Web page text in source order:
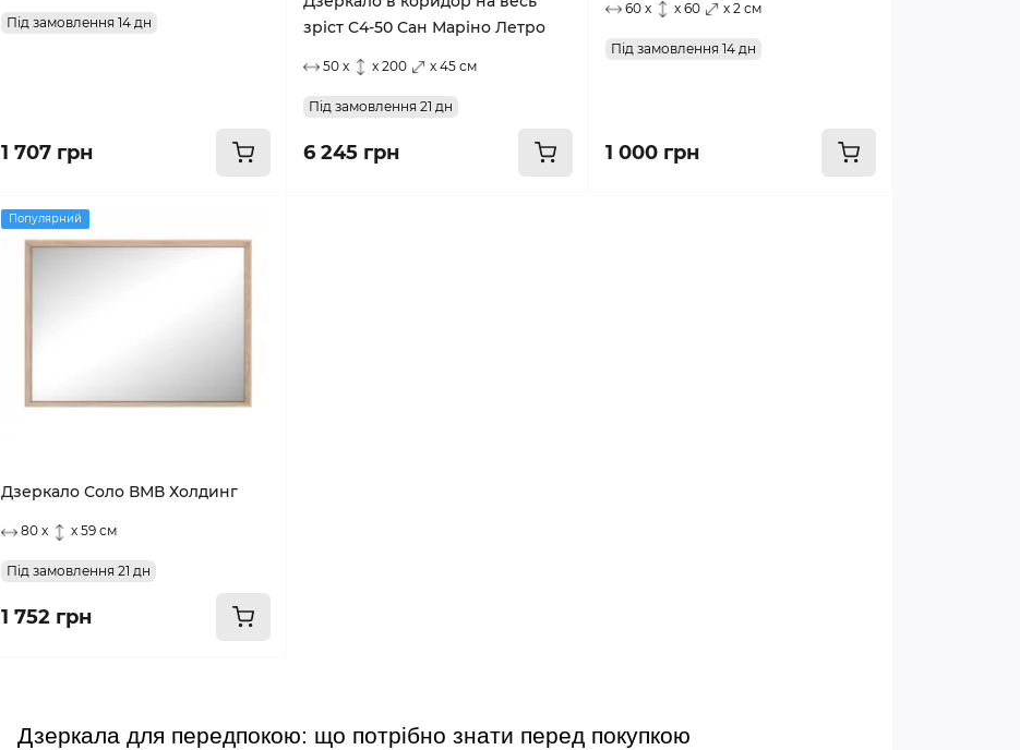
Під замовлення 14 дн
1 707 грн
зріст C4-50 Сан Маріно Летро
50 x x 200 x 45 см
Під замовлення 21 дн
6 245 грн
60 x x 60 x 2 см
Під замовлення 14 дн
1 000 грн
Популярний
Дзеркало Соло ВМВ Холдинг
80 x x 59 см
Під замовлення 21 дн
1 752 грн
Дзеркала для передпокою: що потрібно знати перед покупкою